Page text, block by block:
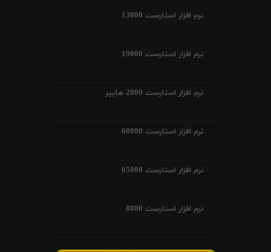
نرم افزار استارست 13000
نرم افزار استارست 19000
نرم افزار استارست 2000 هایپر
نرم افزار استارست 60000
نرم افزار استارست 65000
نرم افزار استارست 8800